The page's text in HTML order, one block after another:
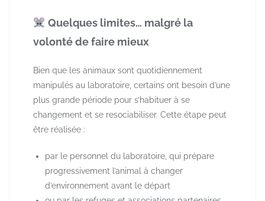
​ Quelques limites… malgré la
volonté de faire mieux
Bien que les animaux sont quotidiennement
manipulés au laboratoire, certains ont besoin d’une
plus grande période pour s’habituer à se
changement et se resociabiliser. Cette étape peut
être réalisée :
par le personnel du laboratoire, qui prépare
progressivement l’animal à changer
d’environnement avant le départ